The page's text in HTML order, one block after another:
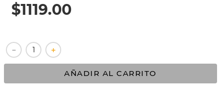
$1119.00
＋
－
AÑADIR AL CARRITO
7. VAPORERAS
9. COMAL